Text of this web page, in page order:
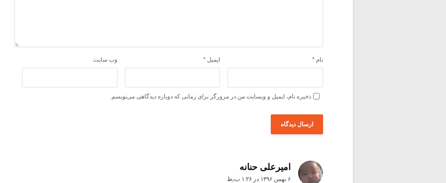
نام * ایمیل * وب‌ سایت
ذخیره نام، ایمیل و وبسایت من در مرورگر برای زمانی که دوباره دیدگاهی می‌نویسم.
امیرعلی حنانه
۶ بهمن ۱۳۹۶ در ۱:۲۶ ب٫ظ